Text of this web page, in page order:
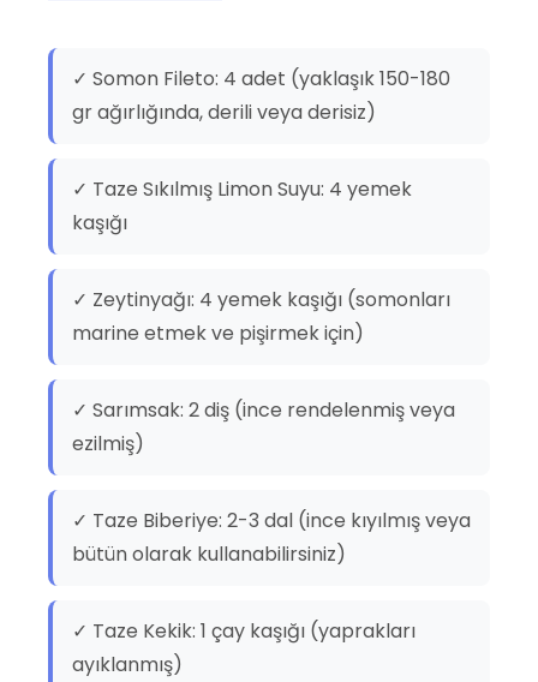
✓ Somon Fileto: 4 adet (yaklaşık 150-180
gr ağırlığında, derili veya derisiz)
✓ Taze Sıkılmış Limon Suyu: 4 yemek
kaşığı
✓ Zeytinyağı: 4 yemek kaşığı (somonları
marine etmek ve pişirmek için)
✓ Sarımsak: 2 diş (ince rendelenmiş veya
ezilmiş)
✓ Taze Biberiye: 2-3 dal (ince kıyılmış veya
bütün olarak kullanabilirsiniz)
✓ Taze Kekik: 1 çay kaşığı (yaprakları
ayıklanmış)